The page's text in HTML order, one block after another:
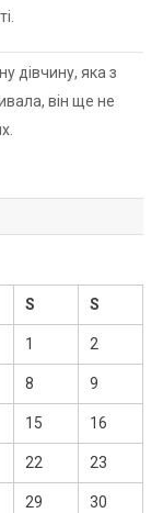
дівчину, яка з
він ще не
S S
1 2
8 9
15 16
22 23
29 30